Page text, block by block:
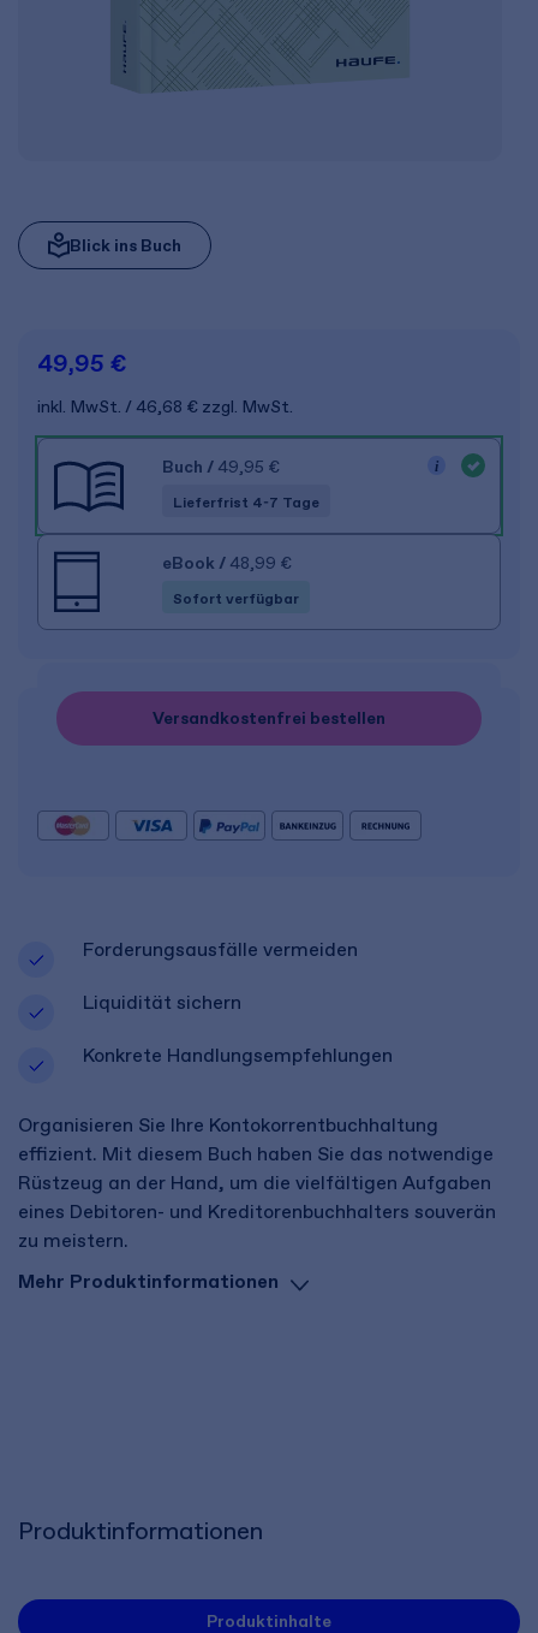
Blick ins Buch
Forderungsausfälle vermeiden
Liquidität sichern
Konkrete Handlungsempfehlungen
Organisieren Sie Ihre Kontokorrentbuchhaltung
effizient. Mit diesem Buch haben Sie das notwendige
Rüstzeug an der Hand, um die vielfältigen Aufgaben
eines Debitoren- und Kreditorenbuchhalters souverän
zu meistern.
Mehr Produktinformationen
49,95 €
inkl. MwSt. 46,68 € zzgl. MwSt.
Buch / 49,95 €
Lieferfrist 4-7 Tage
eBook / 48,99 €
Sofort verfügbar
Versandkostenfrei bestellen
Produktinformationen
Produktinhalte